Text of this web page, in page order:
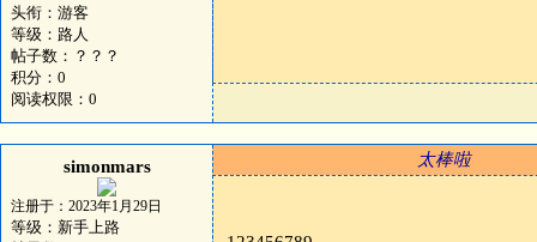
头衔：游客
等级：路人
帖子数：？？？
积分：0
阅读权限：0
simonmars
注册于：2023年1月29日
等级：新手上路
太棒啦